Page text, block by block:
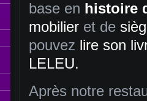
base en histoire
mobilier et de
pouvez lire son
LELEU.
Après notre